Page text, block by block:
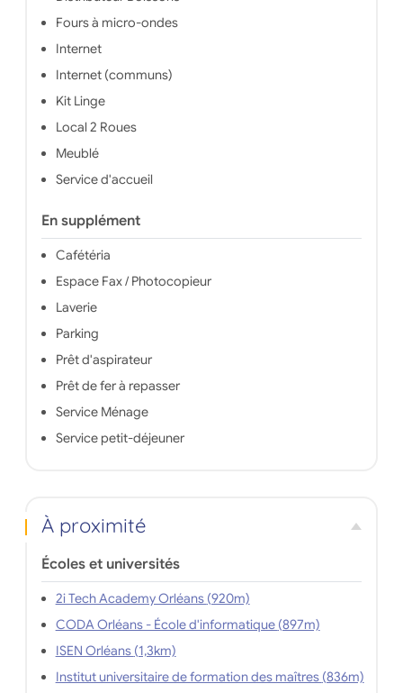
Fours à micro-ondes
Internet
Internet (communs)
Kit Linge
Local 2 Roues
Meublé
Service d'accueil
En supplément
Cafétéria
Espace Fax / Photocopieur
Laverie
Parking
Prêt d'aspirateur
Prêt de fer à repasser
Service Ménage
Service petit-déjeuner
À proximité
Écoles et universités
2i Tech Academy Orléans (920m)
CODA Orléans - École d'informatique (897m)
ISEN Orléans (1,3km)
Institut universitaire de formation des maîtres (836m)